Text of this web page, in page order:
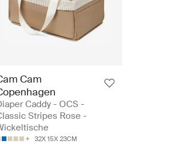
Cam
Caddy - OCS -
Stripes Rose -
32X 15X 23CM